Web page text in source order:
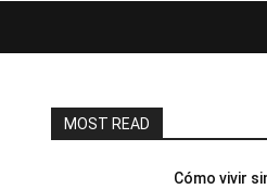
MOST READ
Cómo vivir